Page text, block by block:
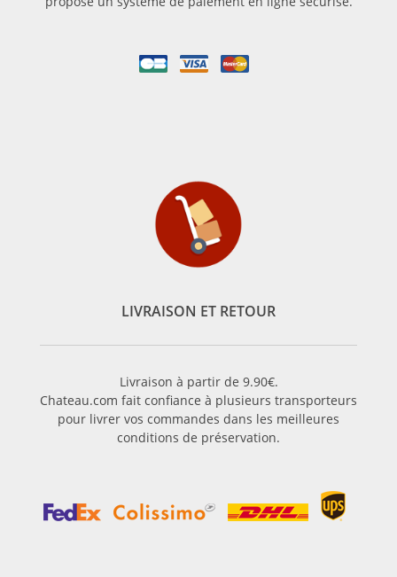
LIVRAISON ET RETOUR
Livraison à partir de 9.90€.
Chateau.com fait confiance à plusieurs transporteurs
pour livrer vos commandes dans les meilleures
conditions de préservation.